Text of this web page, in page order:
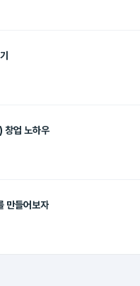
창업 노하우
페이스북을 이용해 자신의 매체를 만들어보자